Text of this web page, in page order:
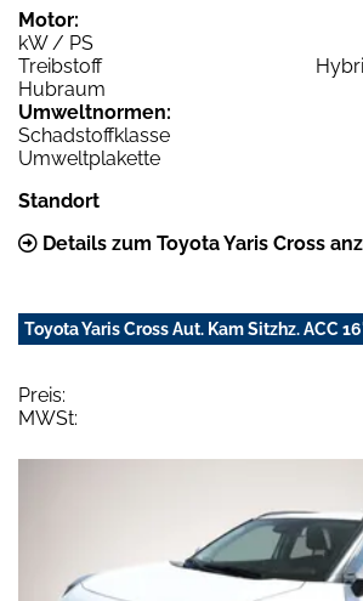
Motor:
kW / PS
Treibstoff
Hubraum
Umweltnormen:
Schadstoffklasse
Umweltplakette
Standort
Details zum Toyota Yaris Cross
Toyota Yaris Cross Aut. Kam Sitzhz. ACC
Preis:
MWSt: